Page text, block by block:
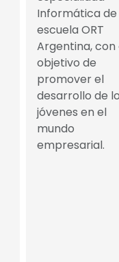
Informática de
escuela ORT
Argentina, con
objetivo de
promover el
desarrollo de
jóvenes en el
mundo
empresarial.